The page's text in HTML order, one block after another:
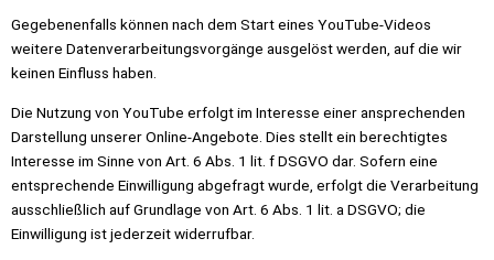
Gegebenenfalls können nach dem Start eines YouTube-Videos
weitere Datenverarbeitungsvorgänge ausgelöst werden, auf die wir
keinen Einfluss haben.
Die Nutzung von YouTube erfolgt im Interesse einer ansprechenden
Darstellung unserer Online-Angebote. Dies stellt ein berechtigtes
Interesse im Sinne von Art. 6 Abs. 1 lit. f DSGVO dar. Sofern eine
entsprechende Einwilligung abgefragt wurde, erfolgt die Verarbeitung
ausschließlich auf Grundlage von Art. 6 Abs. 1 lit. a DSGVO; die
Einwilligung ist jederzeit widerrufbar.